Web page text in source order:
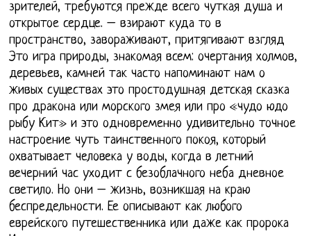
зрителей, требуются прежде всего чуткая душа и
открытое сердце. – взирают куда то в
пространство, завораживают, притягивают взгляд
Это игра природы, знакомая всем: очертания холмов,
деревьев, камней так часто напоминают нам о
живых существах это простодушная детская сказка
про дракона или морского змея или про «чудо юдо
рыбу Кит» и это одновременно удивительно точное
настроение чуть таинственного покоя, который
охватывает человека у воды, когда в летний
вечерний час уходит с безоблачного неба дневное
светило. Но они – жизнь, возникшая на краю
беспредельности. Ее описывают как любого
еврейского путешественника или даже как пророка